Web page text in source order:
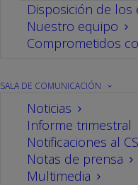
Disposición de los
Nuestro equipo
Comprometidos
SALA DE COMUNICACIÓN
Noticias
Informe trimestral
Notificaciones al
Notas de prensa
Multimedia
sector y necesarios
funcionamiento de
una central nuclear.
Todo | #
K
L M N O
W